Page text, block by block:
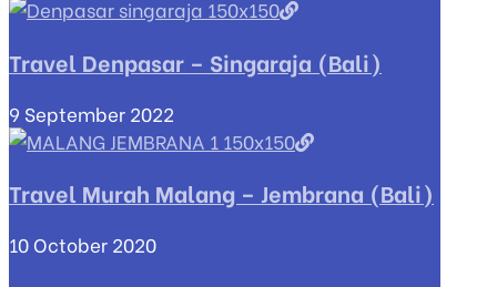
Travel Denpasar – Singaraja (Bali)
9 September 2022
Travel Murah Malang – Jembrana (Bali)
10 October 2020